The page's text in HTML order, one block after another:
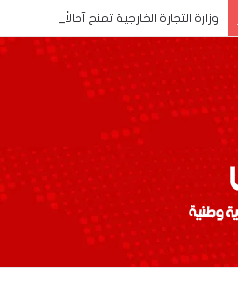
وزارة التجارة الخارجية تمنح آجالاً إضافية